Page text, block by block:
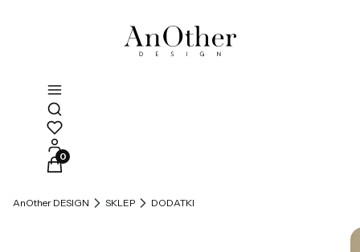
Otwórz wyszukiwarkę
Produkty w koszyku: 0. Zobacz szczegóły
AnOther DESIGN SKLEP DODATKI